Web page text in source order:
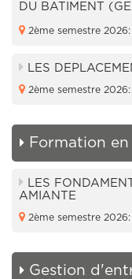
DU BATIMENT
2ème semestre 2026:
LES
2ème semestre 2026:
Formation en
LES
AMIANTE
2ème semestre 2026:
Gestion